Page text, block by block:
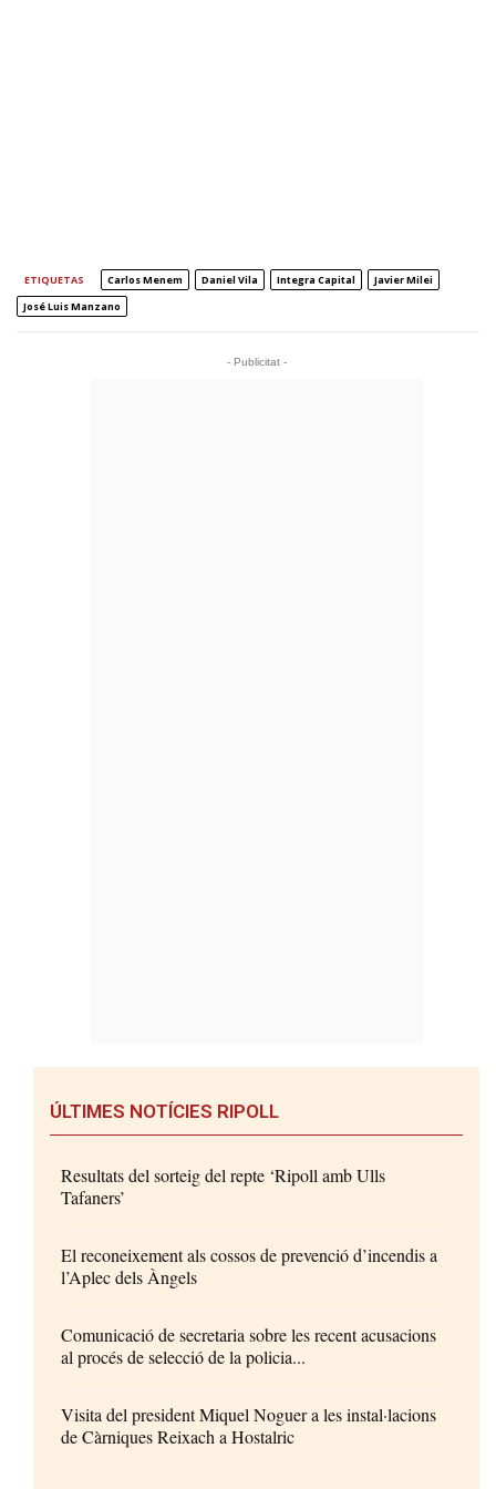
ETIQUETAS Carlos Menem Daniel Vila Integra Capital
Javier Milei
José Luis Manzano
- Publicitat -
ÚLTIMES NOTÍCIES RIPOLL
Resultats del sorteig del repte ‘Ripoll amb Ulls
Tafaners’
El reconeixement als cossos de prevenció d’incendis a
l’Aplec dels Àngels
Comunicació de secretaria sobre les recent acusacions
al procés de selecció de la policia...
Visita del president Miquel Noguer a les instal·lacions
de Càrniques Reixach a Hostalric